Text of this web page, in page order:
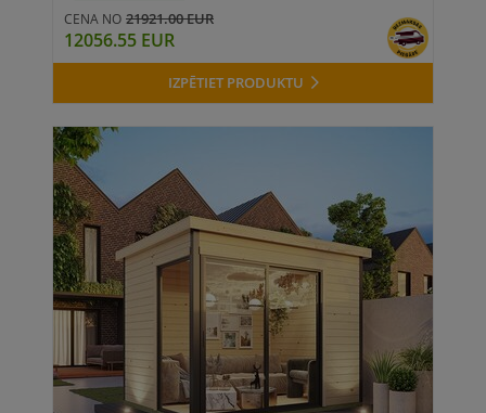
CENA NO 21921.00 EUR
12056.55 EUR
IZPĒTIET PRODUKTU